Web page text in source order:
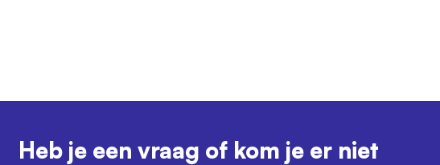
Heb je een vraag of kom je er niet